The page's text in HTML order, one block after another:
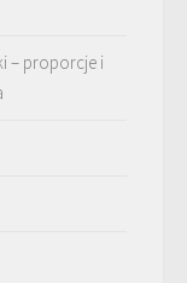
– proporcje i